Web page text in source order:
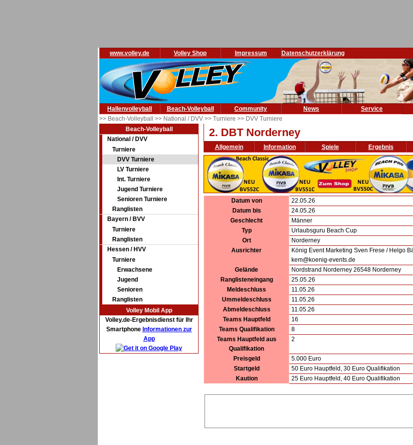
www.volley.de Volley Shop Impressum Datenschutzerklärung
Hallenvolleyball Beach-Volleyball Community News
Service
>> Beach-Volleyball >> National / DVV >> Turniere >> DVV Turniere
Beach-Volleyball
National / DVV
Turniere
DVV Turniere
LV Turniere
Int. Turniere
Jugend Turniere
Senioren Turniere
Ranglisten
Bayern / BVV
Turniere
Ranglisten
Hessen / HVV
Turniere
Erwachsene
Jugend
Senioren
Ranglisten
Volley Mobil App
Volley.de-Ergebnisdienst für Ihr
Smartphone Informationen zur
App
2. DBT Norderney
Allgemein Information Spiele Ergebnis
Datum von
22.05.26
Datum bis
24.05.26
Geschlecht
Männer
Typ
Urlaubsguru Beach Cup
Ort
Norderney
Ausrichter
König Event Marketing Sven Frese / Helgo
kem@koenig-events.de
Gelände
Nordstrand Norderney 26548 Norderney
Ranglisteneingang
25.05.26
Meldeschluss
11.05.26
Ummeldeschluss
11.05.26
Abmeldeschluss
11.05.26
Teams Hauptfeld
16
Teams Qualifikation
8
Teams Hauptfeld aus
Qualifikation
2
Preisgeld
5.000 Euro
Startgeld
50 Euro Hauptfeld, 30 Euro Qualifikation
Kaution
25 Euro Hauptfeld, 40 Euro Qualifikation